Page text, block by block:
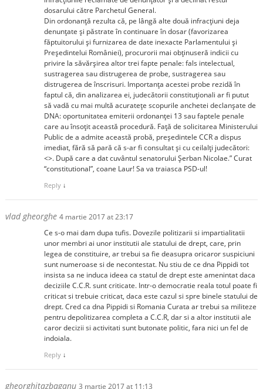
dosarului către Parchetul General.
Din ordonanţă rezulta că, pe lângă alte două infracţiuni deja
denunţate şi păstrate în continuare în dosar (favorizarea
făptuitorului şi furnizarea de date inexacte Parlamentului şi
Preşedintelui României), procurorii mai obţinuseră indicii cu
privire la săvărşirea altor trei fapte penale: fals intelectual,
sustragerea sau distrugerea de probe, sustragerea sau
distrugerea de înscrisuri. Importanţa acestei probe rezidă în
faptul că, din analizarea ei, judecătorii constituţionali ar fi putut
să vadă cu mai multă acurateţe scopurile anchetei declanşate de
DNA: oportunitatea emiterii ordonanţei 13 sau faptele penale
care au însoţit această procedură. Faţă de solicitarea Ministerului
Public de a admite această probă, preşedintele CCR a dispus
imediat, fără să pară că s-ar fi consultat şi cu ceilalţi judecători:
<>. După care a dat cuvântul senatorului Şerban Nicolae.” Curat
“constitutional”, coane Laur! Sa va traiasca PSD-ul!
Reply ↓
vlad gheorghe 4 martie 2017 at 23:17
Ce s-o mai dam dupa tufis. Dovezile politizarii si impartialitatii
unor membri ai unor institutii ale statului de drept, care, prin
legea de constituire, ar trebui sa fie deasupra oricaror suspiciuni
sunt numeroase si de necontestat. Nu stiu de ce dna Pippidi tot
insista sa ne induca ideea ca statul de drept este amenintat daca
deciziile C.C.R. sunt criticate. Intr-o democratie reala totul poate fi
criticat si trebuie criticat, daca este cazul si spre binele statului de
drept. Cred ca dna Pippidi si Romania Curata ar trebui sa militeze
pentru depolitizarea completa a C.C.R, dar si a altor institutii ale
caror decizii si activitati sunt butonate politic, fara nici un fel de
indoiala.
Reply ↓
gheorghitazbaganu 3 martie 2017 at 11:13